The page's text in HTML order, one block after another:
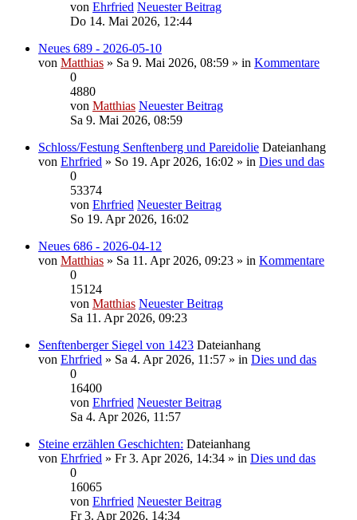
von Ehrfried Neuester Beitrag
Do 14. Mai 2026, 12:44
Neues 689 - 2026-05-10
von Matthias » Sa 9. Mai 2026, 08:59 » in Kommentare
0
4880
von Matthias Neuester Beitrag
Sa 9. Mai 2026, 08:59
Schloss/Festung Senftenberg und Pareidolie Dateianhang
von Ehrfried » So 19. Apr 2026, 16:02 » in Dies und das
0
53374
von Ehrfried Neuester Beitrag
So 19. Apr 2026, 16:02
Neues 686 - 2026-04-12
von Matthias » Sa 11. Apr 2026, 09:23 » in Kommentare
0
15124
von Matthias Neuester Beitrag
Sa 11. Apr 2026, 09:23
Senftenberger Siegel von 1423 Dateianhang
von Ehrfried » Sa 4. Apr 2026, 11:57 » in Dies und das
0
16400
von Ehrfried Neuester Beitrag
Sa 4. Apr 2026, 11:57
Steine erzählen Geschichten: Dateianhang
von Ehrfried » Fr 3. Apr 2026, 14:34 » in Dies und das
0
16065
von Ehrfried Neuester Beitrag
Fr 3. Apr 2026, 14:34